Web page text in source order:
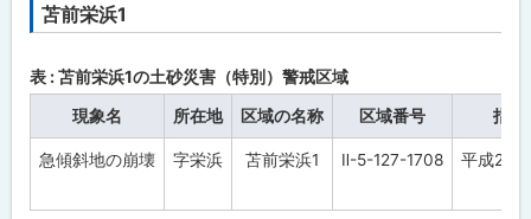
ト
プ
る
苫前栄浜1
表 : 苫前栄浜1の土砂災害（特別）警戒区域
現象名 所在地 区域の名称 区域番号 指定
急傾斜地の崩壊 字栄浜 苫前栄浜1 Ⅱ-5-127-1708 平成28